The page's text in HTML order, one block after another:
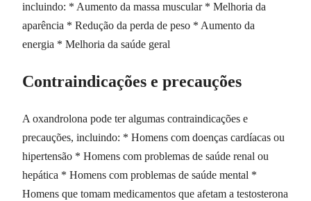
incluindo: * Aumento da massa muscular * Melhoria da
aparência * Redução da perda de peso * Aumento da
energia * Melhoria da saúde geral
Contraindicações e precauções
A oxandrolona pode ter algumas contraindicações e
precauções, incluindo: * Homens com doenças cardíacas ou
hipertensão * Homens com problemas de saúde renal ou
hepática * Homens com problemas de saúde mental *
Homens que tomam medicamentos que afetam a testosterona